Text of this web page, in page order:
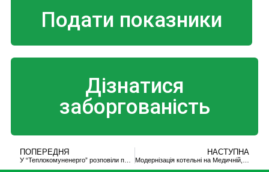
Подати показники
Дізнатися
заборгованість
ПОПЕРЕДНЯ НАСТУПНА